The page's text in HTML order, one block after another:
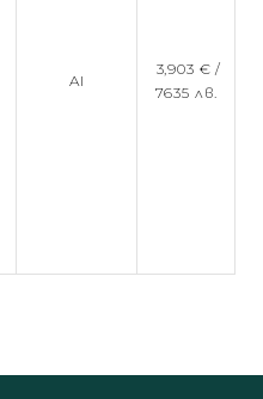
AI
3,903 € /
7635 лв.